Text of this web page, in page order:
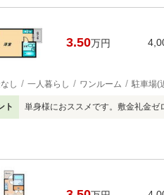
3.50万円
し 一人暮らし ワンルーム 駐車場(
ト 単身様におススメです。敷金礼金ゼ